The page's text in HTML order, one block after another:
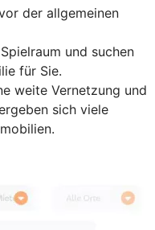
der allgemeinen
und suchen
für Sie.
weite Vernetzung und
sich viele